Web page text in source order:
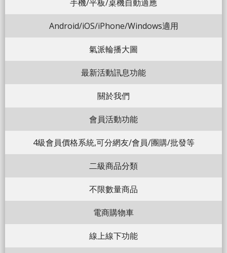
手機/平板/桌機自動適應
Android/iOS/iPhone/Windows適用
氣派輪播大圖
最新活動訊息功能
關於我們
會員活動功能
4級會員價格系統,可分網友/會員/團購/批發等
二級商品分類
不限數量商品
電商購物車
線上線下功能